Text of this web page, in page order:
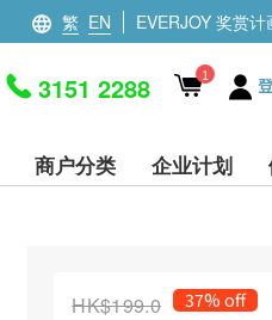
繁 EN EVERJOY 奖赏计
3151 2288 1
商户分类 企业计划
HK$199.0 37% off